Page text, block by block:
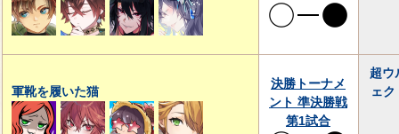
軍靴を履いた猫
決勝トーナメ
ント 準決勝戦
第1試合
超ウ
ェ